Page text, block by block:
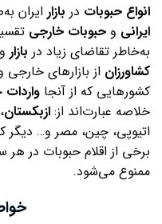
انواع حبوبات در بازار ایران
ایرانی و حبوبات خارجی
به‌خاطر تقاضای زیاد در بازار
کشاورزان از بازارهای خارجی
کشورهایی که از آنجا واردات
خلاصه عبارت‌اند از: ازبکستان،
اتیوپی، چین، مصر و…
برخی از اقلام حبوبات در
ممنوع می‌شود.